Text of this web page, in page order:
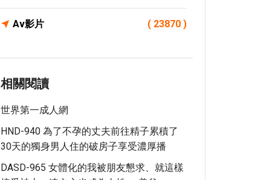
Av影片 ( 23870 )
相關閱讀
世界第一成人網
HND-940 為了不孕的丈夫前往精子累積了
30天的獨身男人住的破房子享受濃厚播
DASD-965 女體化的我被朋友懇求、就這樣